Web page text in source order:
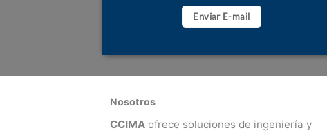
Enviar E-mail
Nosotros
CCIMA ofrece soluciones de ingeniería y